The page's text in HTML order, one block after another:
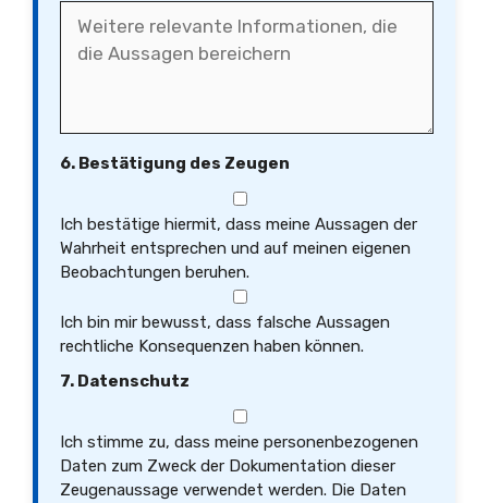
6. Bestätigung des Zeugen
Ich bestätige hiermit, dass meine Aussagen der
Wahrheit entsprechen und auf meinen eigenen
Beobachtungen beruhen.
Ich bin mir bewusst, dass falsche Aussagen
rechtliche Konsequenzen haben können.
7. Datenschutz
Ich stimme zu, dass meine personenbezogenen
Daten zum Zweck der Dokumentation dieser
Zeugenaussage verwendet werden. Die Daten